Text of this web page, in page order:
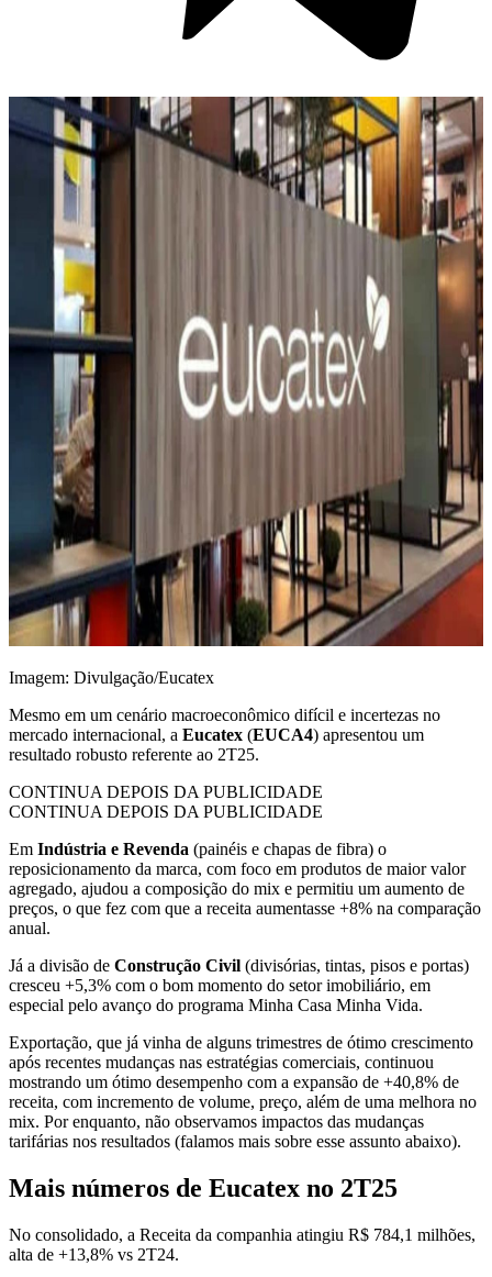
Imagem: Divulgação/Eucatex
Mesmo em um cenário macroeconômico difícil e incertezas no
mercado internacional, a Eucatex (EUCA4) apresentou um
resultado robusto referente ao 2T25.
CONTINUA DEPOIS DA PUBLICIDADE
CONTINUA DEPOIS DA PUBLICIDADE
Em Indústria e Revenda (painéis e chapas de fibra) o
reposicionamento da marca, com foco em produtos de maior valor
agregado, ajudou a composição do mix e permitiu um aumento de
preços, o que fez com que a receita aumentasse +8% na comparação
anual.
Já a divisão de Construção Civil (divisórias, tintas, pisos e portas)
cresceu +5,3% com o bom momento do setor imobiliário, em
especial pelo avanço do programa Minha Casa Minha Vida.
Exportação, que já vinha de alguns trimestres de ótimo crescimento
após recentes mudanças nas estratégias comerciais, continuou
mostrando um ótimo desempenho com a expansão de +40,8% de
receita, com incremento de volume, preço, além de uma melhora no
mix. Por enquanto, não observamos impactos das mudanças
tarifárias nos resultados (falamos mais sobre esse assunto abaixo).
Mais números de Eucatex no 2T25
No consolidado, a Receita da companhia atingiu R$ 784,1 milhões,
alta de +13,8% vs 2T24.